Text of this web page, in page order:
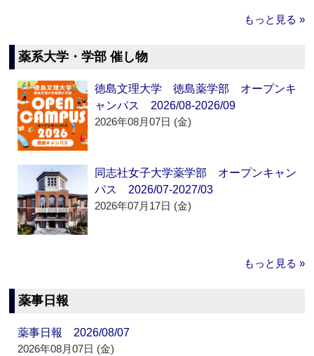
もっと見る »
薬系大学・学部 催し物
徳島文理大学 徳島薬学部 オープンキ
ャンパス 2026/08-2026/09
2026年08月07日 (金)
同志社女子大学薬学部 オープンキャン
パス 2026/07-2027/03
2026年07月17日 (金)
もっと見る »
薬事日報
薬事日報 2026/08/07
2026年08月07日 (金)